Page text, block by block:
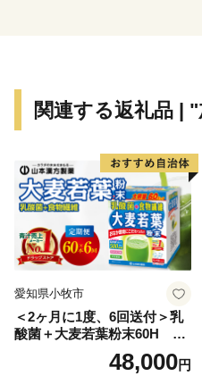
関連する返礼品 |
愛知県小牧市
＜2ヶ月に1度、6回送付＞乳
酸菌＋大麦若葉粉末60H 山
48,000円